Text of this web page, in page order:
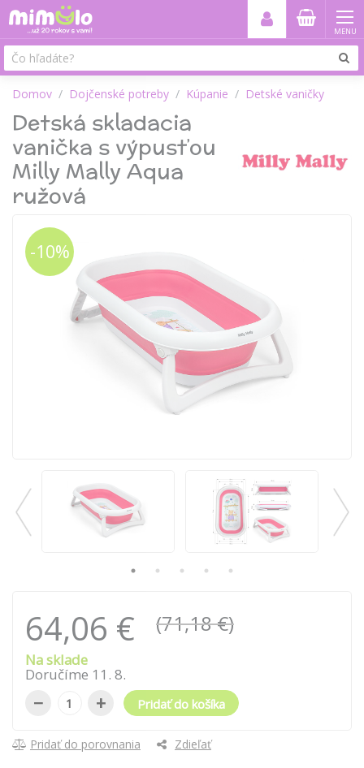
MENU
Domov Dojčenské potreby Kúpanie Detské vaničky
Detská skladacia
vanička s výpusťou
Milly Mally Aqua
ružová
-10%
64,06 € (71,18 €)
Na sklade
Doručíme 11 . 8.
− + Pridať do košíka
Pridať do porovnania Zdieľať